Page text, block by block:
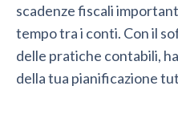
scadenze fiscali
tempo tra i conti. Con il
delle pratiche contabili,
della tua pianificazione